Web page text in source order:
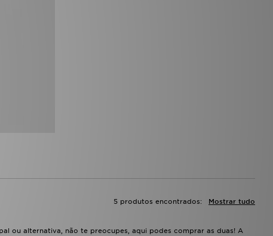
Mostrar tudo
5 produtos encontrados:
ou alternativa, não te preocupes, aqui podes comprar as duas! A